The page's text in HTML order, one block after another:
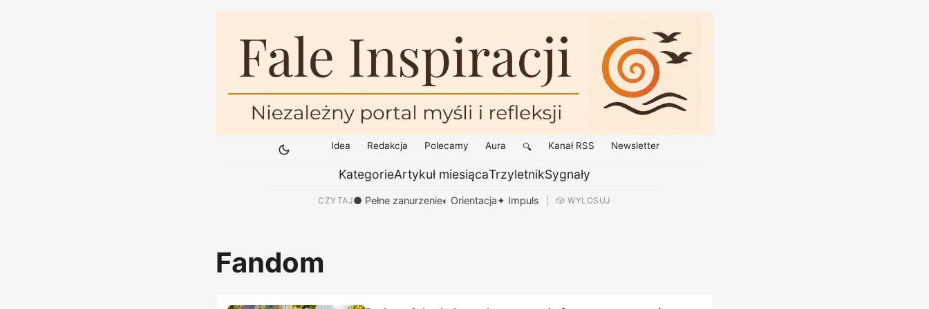
Idea Redakcja Polecamy Aura 🔍 Kanał RSS Newsletter
KategorieArtykuł miesiącaTrzyletnikSygnały
CZYTAJ● Pełne zanurzenie◐ Orientacja✦ Impuls 🎲 WYLOSUJ
Fandom